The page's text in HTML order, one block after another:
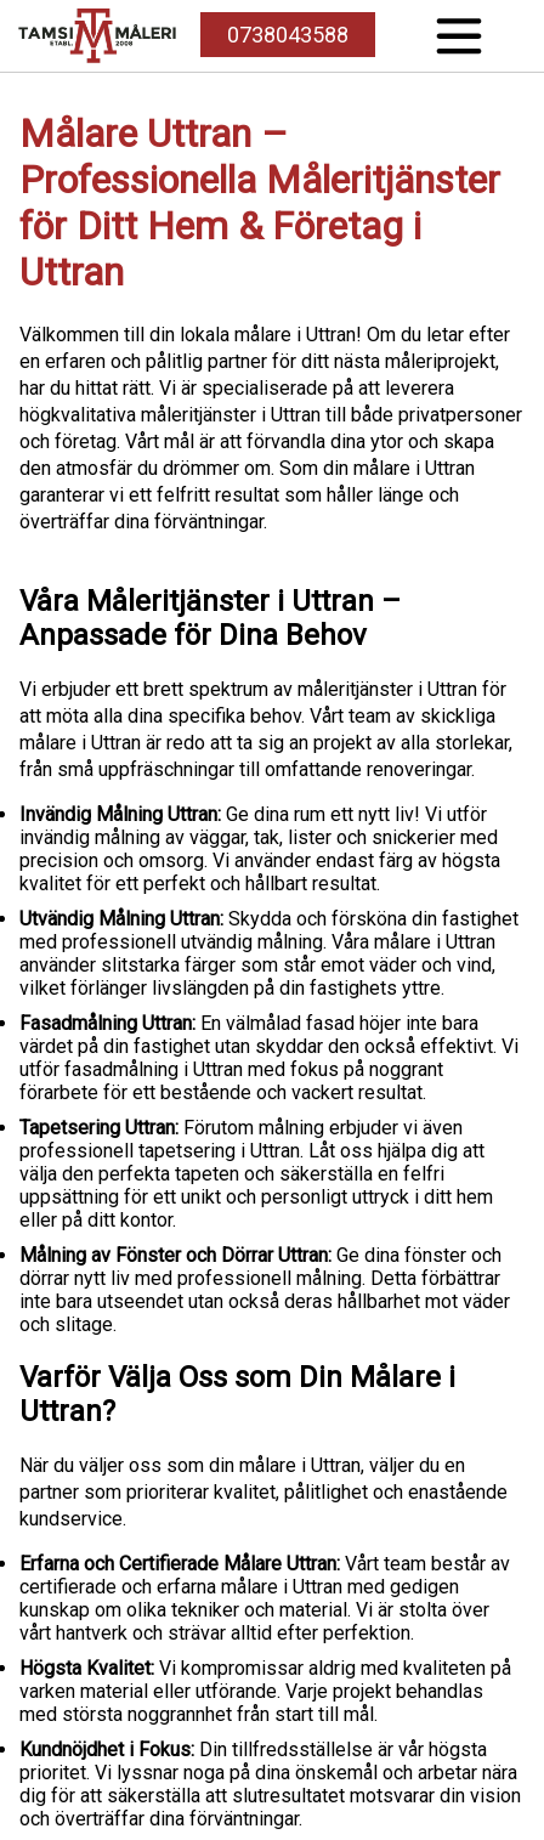
0738043588
Målare Uttran –
Professionella Måleritjänster
för Ditt Hem & Företag i
Uttran
Välkommen till din lokala målare i Uttran! Om du letar efter
en erfaren och pålitlig partner för ditt nästa måleriprojekt,
har du hittat rätt. Vi är specialiserade på att leverera
högkvalitativa måleritjänster i Uttran till både privatpersoner
och företag. Vårt mål är att förvandla dina ytor och skapa
den atmosfär du drömmer om. Som din målare i Uttran
garanterar vi ett felfritt resultat som håller länge och
överträffar dina förväntningar.
Våra Måleritjänster i Uttran –
Anpassade för Dina Behov
Vi erbjuder ett brett spektrum av måleritjänster i Uttran för
att möta alla dina specifika behov. Vårt team av skickliga
målare i Uttran är redo att ta sig an projekt av alla storlekar,
från små uppfräschningar till omfattande renoveringar.
Invändig Målning Uttran: Ge dina rum ett nytt liv! Vi utför
invändig målning av väggar, tak, lister och snickerier med
precision och omsorg. Vi använder endast färg av högsta
kvalitet för ett perfekt och hållbart resultat.
Utvändig Målning Uttran: Skydda och försköna din fastighet
med professionell utvändig målning. Våra målare i Uttran
använder slitstarka färger som står emot väder och vind,
vilket förlänger livslängden på din fastighets yttre.
Fasadmålning Uttran: En välmålad fasad höjer inte bara
värdet på din fastighet utan skyddar den också effektivt. Vi
utför fasadmålning i Uttran med fokus på noggrant
förarbete för ett bestående och vackert resultat.
Tapetsering Uttran: Förutom målning erbjuder vi även
professionell tapetsering i Uttran. Låt oss hjälpa dig att
välja den perfekta tapeten och säkerställa en felfri
uppsättning för ett unikt och personligt uttryck i ditt hem
eller på ditt kontor.
Målning av Fönster och Dörrar Uttran: Ge dina fönster och
dörrar nytt liv med professionell målning. Detta förbättrar
inte bara utseendet utan också deras hållbarhet mot väder
och slitage.
Varför Välja Oss som Din Målare i
Uttran?
När du väljer oss som din målare i Uttran, väljer du en
partner som prioriterar kvalitet, pålitlighet och enastående
kundservice.
Erfarna och Certifierade Målare Uttran: Vårt team består av
certifierade och erfarna målare i Uttran med gedigen
kunskap om olika tekniker och material. Vi är stolta över
vårt hantverk och strävar alltid efter perfektion.
Högsta Kvalitet: Vi kompromissar aldrig med kvaliteten på
varken material eller utförande. Varje projekt behandlas
med största noggrannhet från start till mål.
Kundnöjdhet i Fokus: Din tillfredsställelse är vår högsta
prioritet. Vi lyssnar noga på dina önskemål och arbetar nära
dig för att säkerställa att slutresultatet motsvarar din vision
och överträffar dina förväntningar.